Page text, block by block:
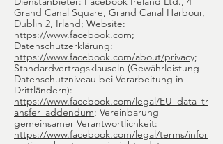
Grand Canal Square, Grand Canal Harbour,
Dublin 2, Irland; Website:
https://www.facebook.com;
Datenschutzerklärung:
https://www.facebook.com/about/privacy;
Standardvertragsklauseln (Gewährleistung
Datenschutzniveau bei Verarbeitung in
Drittländern):
https://www.facebook.com/legal/EU_data_tr
ansfer_addendum; Vereinbarung
gemeinsamer Verantwortlichkeit:
https://www.facebook.com/legal/terms/infor